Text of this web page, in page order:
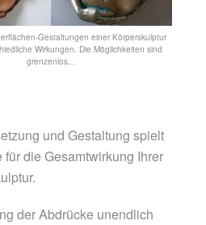
Gestaltungen einer Körperskulptur
Wirkungen. Die Möglichkeiten sind
grenzenlos…
und Gestaltung spielt
die Gesamtwirkung Ihrer
der Abdrücke unendlich